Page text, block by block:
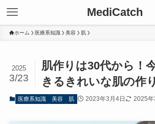
MediCatch
ホーム 医療系知識 美容 肌
肌作りは30代から！
きるきれいな肌の作
2025
3/23
医療系知識 美容 肌 2023年3月4日 2025年